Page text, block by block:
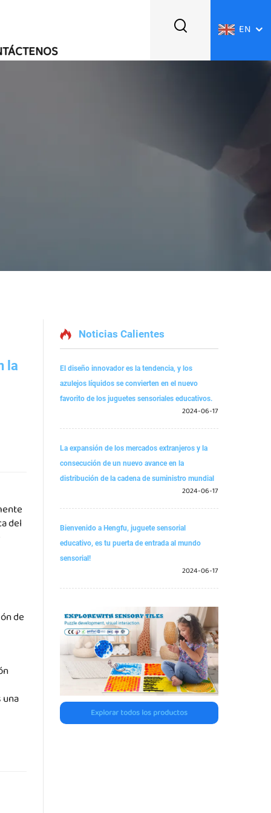
EN
la
del
de
Noticias Calientes
El diseño innovador es la tendencia, y los
azulejos líquidos se convierten en el nuevo
favorito de los juguetes sensoriales educativos.
2024-06-17
La expansión de los mercados extranjeros y la
consecución de un nuevo avance en la
distribución de la cadena de suministro mundial
2024-06-17
Bienvenido a Hengfu, juguete sensorial
educativo, es tu puerta de entrada al mundo
sensorial!
2024-06-17
Explorar todos los productos